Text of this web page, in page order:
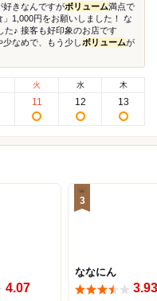
好きなんですがボリューム満点で
1,000円をお願いしました！ な
た♪ 接客も好印象のお店です
なめで、もう少し ボリュームが
火
11
水
12
木
13
4.07
3
ななにん
3.93